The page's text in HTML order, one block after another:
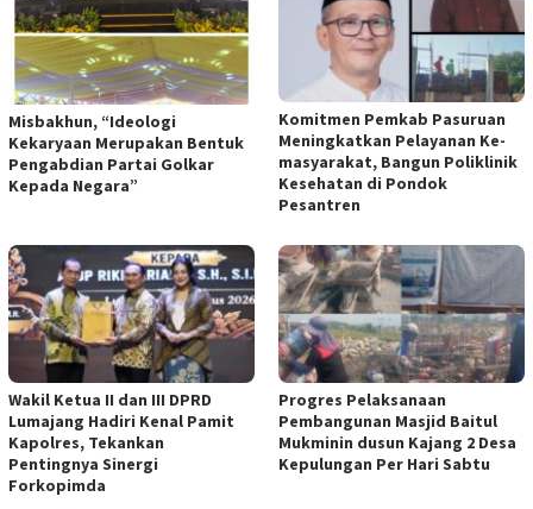
Misbakhun, “Ideologi
Kekaryaan Merupakan Bentuk
Pengabdian Partai Golkar
Kepada Negara”
Komitmen Pemkab Pasuruan
Meningkatkan Pelayanan Ke-
masyarakat, Bangun Poliklinik
Kesehatan di Pondok
Pesantren
Wakil Ketua II dan III DPRD
Lumajang Hadiri Kenal Pamit
Kapolres, Tekankan
Pentingnya Sinergi
Forkopimda
Progres Pelaksanaan
Pembangunan Masjid Baitul
Mukminin dusun Kajang 2 Desa
Kepulungan Per Hari Sabtu